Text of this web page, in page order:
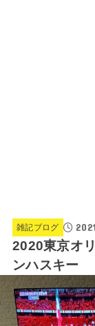
雑記ブログ
2020東京オ
ンハスキー